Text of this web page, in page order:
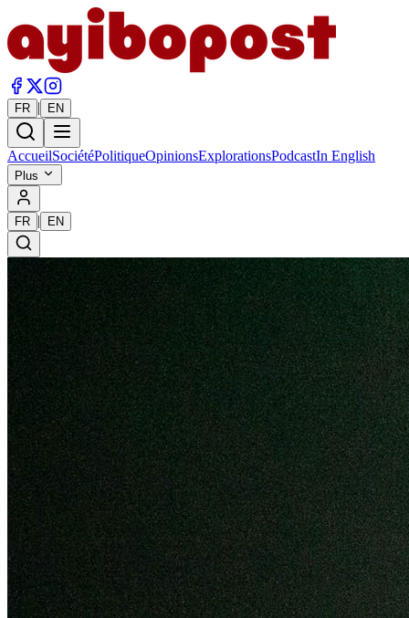
FR | EN
AccueilSociétéPolitiqueOpinionsExplorationsPodcastIn English
Plus
FR | EN